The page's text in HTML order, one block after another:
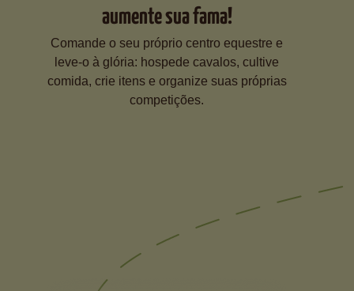
aumente sua fama!
Comande o seu próprio centro equestre e
leve-o à glória: hospede cavalos, cultive
comida, crie itens e organize suas próprias
competições.